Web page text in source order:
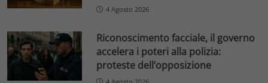
4 Agosto 2026
Riconoscimento facciale, il governo
accelera i poteri alla polizia:
proteste dell’opposizione